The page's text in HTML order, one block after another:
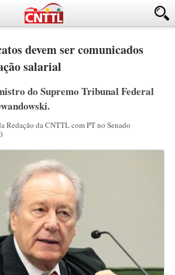
devem ser comunicados
salarial
do Supremo Tribunal Federal
Redação da CNTTL com PT no Senado